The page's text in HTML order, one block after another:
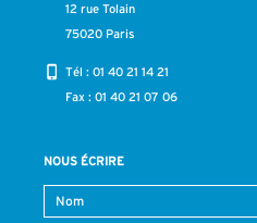
12 rue Tolain
75020 Paris
Tél : 01 40 21 14 21
Fax : 01 40 21 07 06
NOUS ÉCRIRE